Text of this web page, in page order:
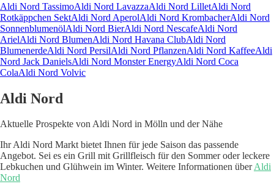
Aldi Nord TassimoAldi Nord LavazzaAldi Nord LilletAldi Nord
Rotkäppchen SektAldi Nord AperolAldi Nord KrombacherAldi Nord
SonnenblumenölAldi Nord BierAldi Nord NescafeAldi Nord
ArielAldi Nord BlumenAldi Nord Havana ClubAldi Nord
BlumenerdeAldi Nord PersilAldi Nord PflanzenAldi Nord KaffeeAldi
Nord Jack DanielsAldi Nord Monster EnergyAldi Nord Coca
ColaAldi Nord Volvic
Aldi Nord
Aktuelle Prospekte von Aldi Nord in Mölln und der Nähe
Ihr Aldi Nord Markt bietet Ihnen für jede Saison das passende
Angebot. Sei es ein Grill mit Grillfleisch für den Sommer oder leckere
Lebkuchen und Glühwein im Winter. Weitere Informationen überAldi
Nord